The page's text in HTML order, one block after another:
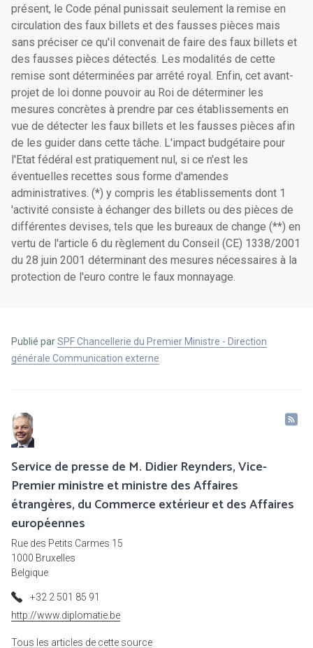
présent, le Code pénal punissait seulement la remise en
circulation des faux billets et des fausses pièces mais
sans préciser ce qu'il convenait de faire des faux billets et
des fausses pièces détectés. Les modalités de cette
remise sont déterminées par arrêté royal. Enfin, cet avant-
projet de loi donne pouvoir au Roi de déterminer les
mesures concrètes à prendre par ces établissements en
vue de détecter les faux billets et les fausses pièces afin
de les guider dans cette tâche. L'impact budgétaire pour
l'Etat fédéral est pratiquement nul, si ce n'est les
éventuelles recettes sous forme d'amendes
administratives. (*) y compris les établissements dont 1
'activité consiste à échanger des billets ou des pièces de
différentes devises, tels que les bureaux de change (**) en
vertu de l'article 6 du règlement du Conseil (CE) 1338/2001
du 28 juin 2001 déterminant des mesures nécessaires à la
protection de l'euro contre le faux monnayage.
Publié parSPF Chancellerie du Premier Ministre - Direction
générale Communication externe
Service de presse de M. Didier Reynders, Vice-
Premier ministre et ministre des Affaires
étrangères, du Commerce extérieur et des Affaires
européennes
Rue des Petits Carmes 15
1000 Bruxelles
Belgique
+32 2 501 85 91
http://www.diplomatie.be
Tous les articles de cette source